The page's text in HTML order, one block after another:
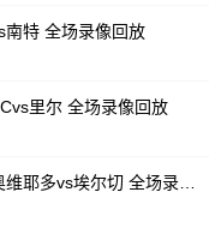
特 全场录像回放
里尔 全场录像回放
西甲 04月26日 西甲第32轮 皇家奥维耶多vs埃尔切 全场录像回放